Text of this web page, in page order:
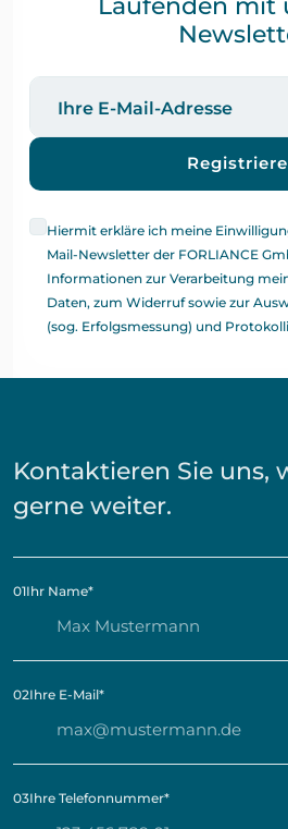
Laufenden mit
Hiermit erkläre ich meine
Mail-Newsletter der FORLIANCE
Informationen zur Verarbeitung
Daten, zum Widerruf sowie zur
(sog. Erfolgsmessung) und
Kontaktieren Sie uns,
gerne weiter.
01Ihr Name*
02Ihre E-Mail*
03Ihre Telefonnummer*